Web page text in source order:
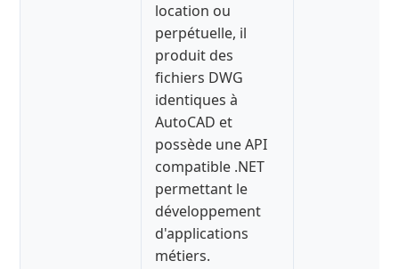
location ou
perpétuelle, il
produit des
fichiers DWG
identiques à
AutoCAD et
possède une API
compatible .NET
permettant le
développement
d'applications
métiers.